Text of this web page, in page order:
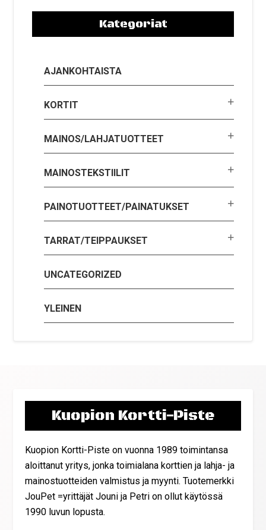
Kategoriat
AJANKOHTAISTA
KORTIT
MAINOS/LAHJATUOTTEET
MAINOSTEKSTIILIT
PAINOTUOTTEET/PAINATUKSET
TARRAT/TEIPPAUKSET
UNCATEGORIZED
YLEINEN
Kuopion Kortti-Piste
Kuopion Kortti-Piste on vuonna 1989 toimintansa
aloittanut yritys, jonka toimialana korttien ja lahja- ja
mainostuotteiden valmistus ja myynti. Tuotemerkki
JouPet =yrittäjät Jouni ja Petri on ollut käytössä
1990 luvun lopusta.